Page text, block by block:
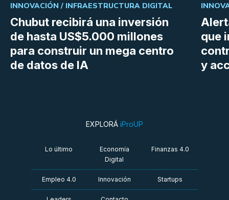
Chubut recibirá una inversión
de hasta US$5.000 millones
para construir un mega centro
de datos de IA
INNOVACIÓN / INFRAESTRUCTURA DIGITAL
que
y
EXPLORÁ iProUP
Lo último
Economía
Digital
Finanzas 4.0
Empleo 4.0 Innovación Startups